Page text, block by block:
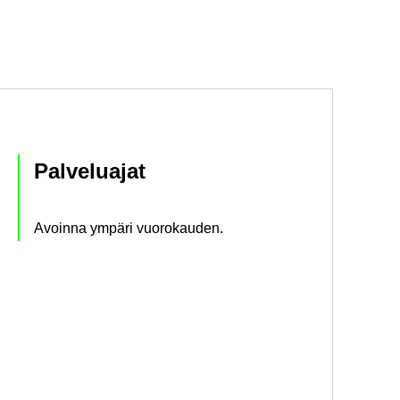
Pal­ve­lua­jat
Avoin­na ym­pä­ri vuo­ro­kau­den.